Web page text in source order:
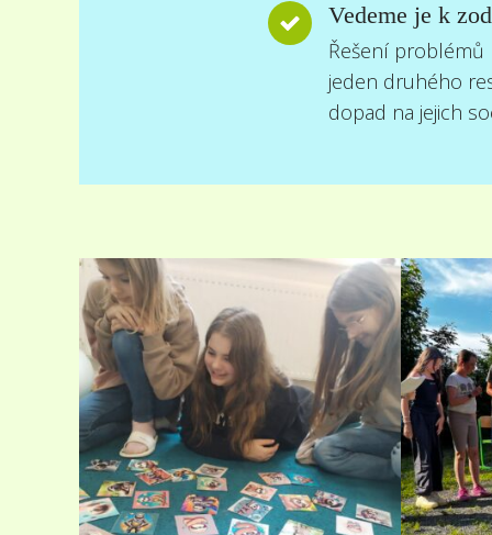
Vedeme je k
Řešení problémů
jeden druhého
dopad na jejich